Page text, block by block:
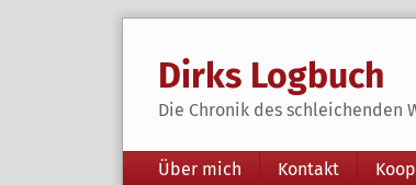
Dirks Logbuch
Die Chronik des schleichenden
Navigation
Über mich Kontakt